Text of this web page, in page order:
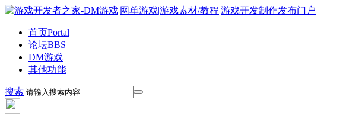
首页Portal
论坛BBS
DM游戏
其他功能
搜索